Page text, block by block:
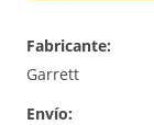
Fabricante:
Garrett
Envío: